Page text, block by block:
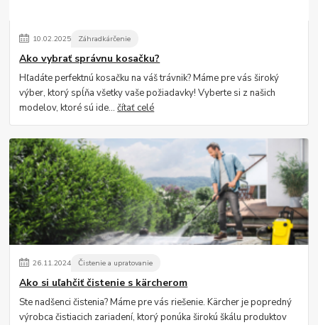
10.02.2025 Záhradkárčenie
Ako vybrať správnu kosačku?
Hľadáte perfektnú kosačku na váš trávnik? Máme pre vás široký
výber, ktorý spĺňa všetky vaše požiadavky! Vyberte si z našich
modelov, ktoré sú ide...čítať celé
26.11.2024 Čistenie a upratovanie
Ako si uľahčiť čistenie s kärcherom
Ste nadšenci čistenia? Máme pre vás riešenie. Kärcher je popredný
výrobca čistiacich zariadení, ktorý ponúka širokú škálu produktov